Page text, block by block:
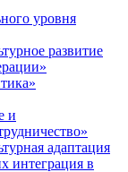
уровня
развитие
и
адаптация
интеграция в